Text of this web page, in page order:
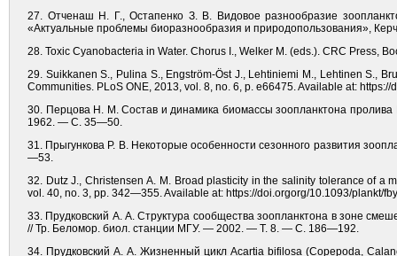
27. Отченаш Н. Г., Остапенко З. В. Видовое разнообразие
«Актуальные проблемы биоразнообразия и природопользования»,
28. Toxic Cyanobacteria in Water. Chorus I., Welker M. (eds.). CRC Press,
29. Suikkanen S., Pulina S., Engström-Öst J., Lehtiniemi M., Lehtinen S.,
Communities. PLoS ONE, 2013, vol. 8, no. 6, p. e66475. Available at:
30. Перцова Н. М. Состав и динамика биомассы зоопланктона
1962. — С. 35—50.
31. Прыгункова Р. В. Некоторые особенности сезонного развития
—53.
32. Dutz J., Christensen A. M. Broad plasticity in the salinity tolerance of a
vol. 40, no. 3, pp. 342—355. Available at: https://doi.orgorg/10.1093/plankt/
33. Прудковский А. А. Структура сообщества зоопланктона в зоне
// Тр. Беломор. биол. станции МГУ. — 2002. — Т. 8. — С. 186—192.
34. Прудковский А. А. Жизненный цикл Acartia bifilosa (Copepoda,